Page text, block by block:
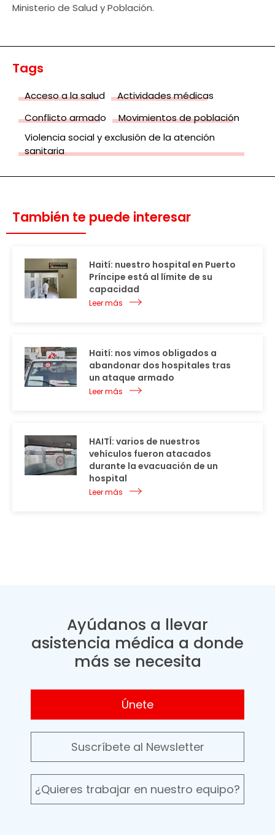
Ministerio de Salud y Población.
Tags
Acceso a la salud
Actividades médicas
Conflicto armado
Movimientos de población
Violencia social y exclusión de la atención
sanitaria
También te puede interesar
Haití: nuestro hospital en Puerto
Príncipe está al límite de su
capacidad
Leer más
Haití: nos vimos obligados a
abandonar dos hospitales tras
un ataque armado
Leer más
HAITÍ: varios de nuestros
vehículos fueron atacados
durante la evacuación de un
hospital
Leer más
Ayúdanos a llevar
asistencia médica a donde
más se necesita
Únete
Suscríbete al Newsletter
¿Quieres trabajar en nuestro equipo?